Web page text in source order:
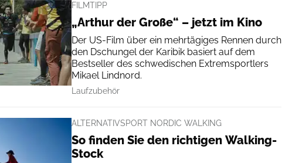
FILMTIPP
„Arthur der Große“ – jetzt im Kino
Der US-Film über ein mehrtägiges Rennen durch
den Dschungel der Karibik basiert auf dem
Bestseller des schwedischen Extremsportlers
Mikael Lindnord.
Laufzubehör
ALTERNATIVSPORT NORDIC WALKING
So finden Sie den richtigen Walking-
Stock